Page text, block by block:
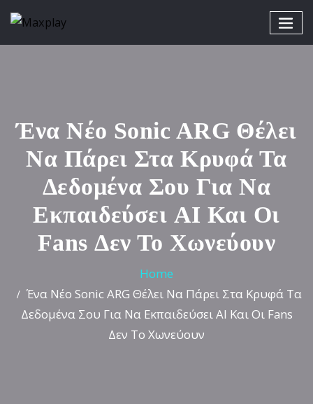
Ένα Νέο Sonic ARG Θέλει
Να Πάρει Στα Κρυφά Τα
Δεδομένα Σου Για Να
Εκπαιδεύσει AI Και Οι
Fans Δεν Το Χωνεύουν
Home
Ένα Νέο Sonic ARG Θέλει Να Πάρει Στα Κρυφά Τα
Δεδομένα Σου Για Να Εκπαιδεύσει AI Και Οι Fans
Δεν Το Χωνεύουν